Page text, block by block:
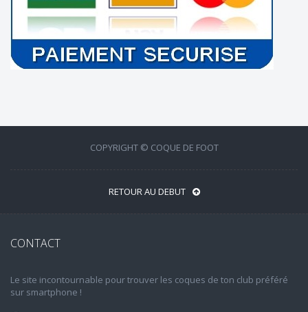
COPYRIGHT © COQUE DE FOOT
RETOUR AU DEBUT
CONTACT
Le site incontournable pour trouver les coques de ton club préféré
sur smartphone !